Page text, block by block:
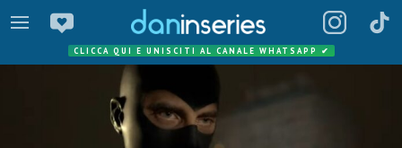
CLICCA QUI E UNISCITI AL CANALE WHATSAPP ✔